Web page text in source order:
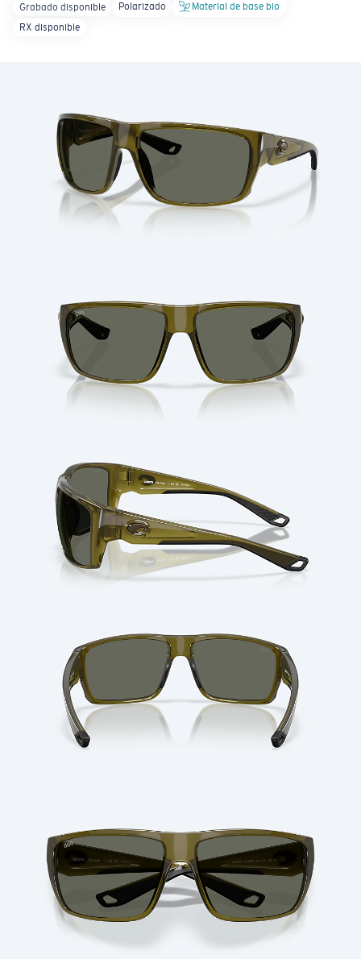
Cantidad:
Grabado disponible Polarizado
Material de base bio
RX disponible